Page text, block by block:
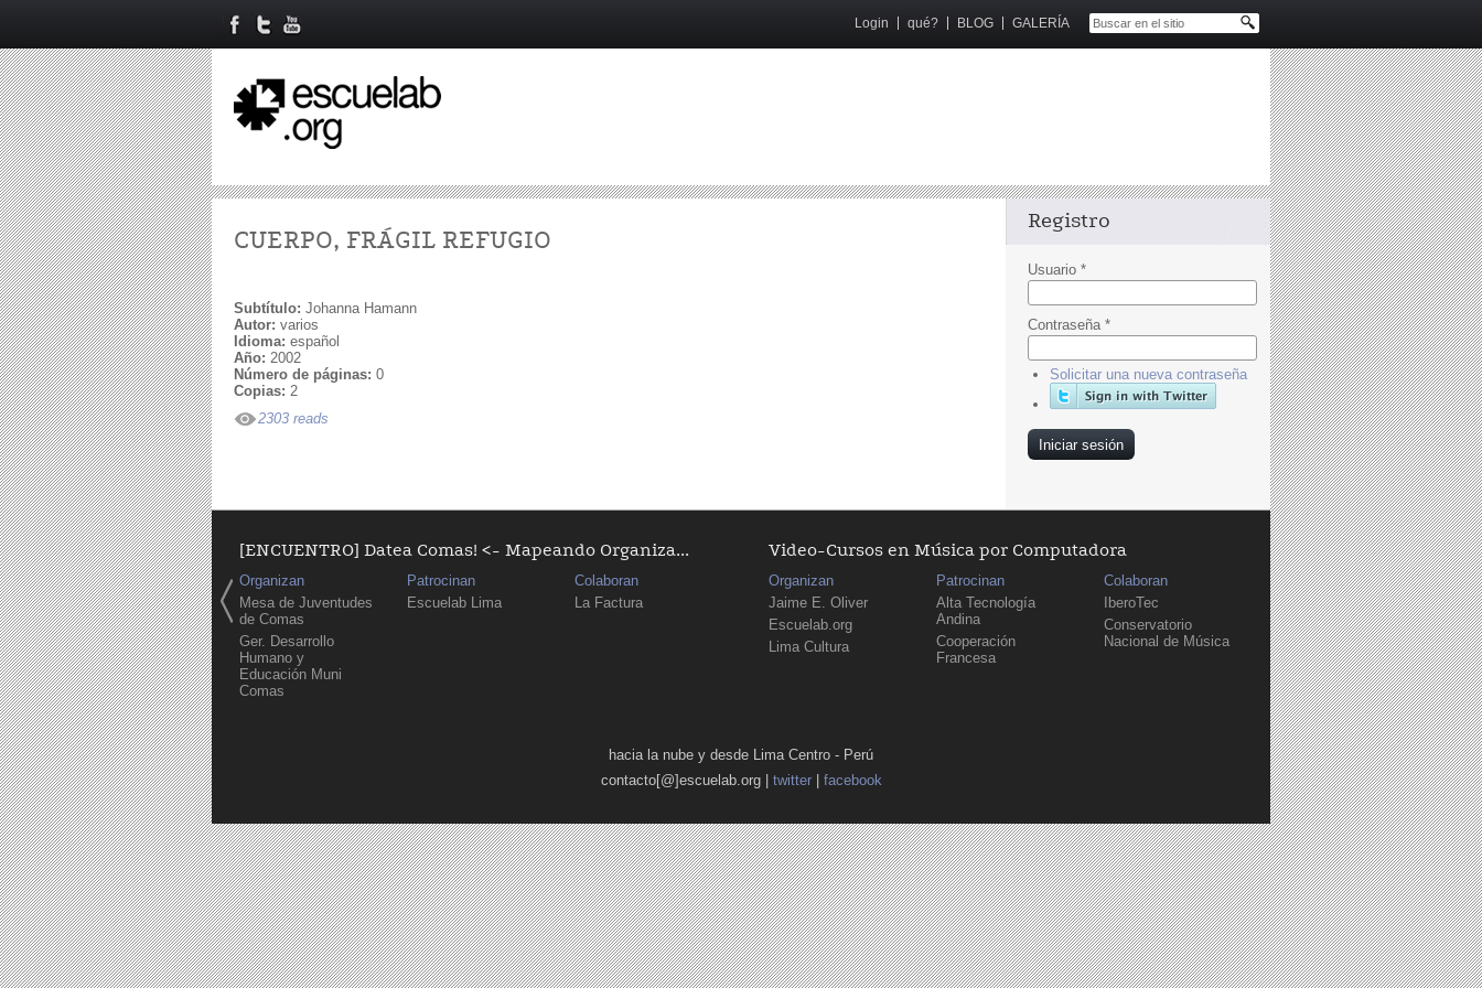
Login qué? BLOG GALERÍA
CUERPO, FRÁGIL REFUGIO
Subtítulo: Johanna Hamann
Autor: varios
Idioma: español
Año: 2002
Número de páginas: 0
Copias: 2
2303 reads
Registro
Usuario *
Contraseña *
Solicitar una nueva contraseña
[ENCUENTRO] Datea Comas! <- Mapeando Organiza...
Organizan
Mesa de Juventudes
de Comas
Ger. Desarrollo
Humano y
Educación Muni
Comas
Patrocinan
Escuelab Lima
Colaboran
La Factura
Video-Cursos en Música por Computadora
Organizan
Jaime E. Oliver
Escuelab.org
Lima Cultura
Patrocinan
Alta Tecnología
Andina
Cooperación
Francesa
Colaboran
IberoTec
Conservatorio
Nacional de Música
hacia la nube y desde Lima Centro - Perú
contacto[@]escuelab.org | twitter| facebook